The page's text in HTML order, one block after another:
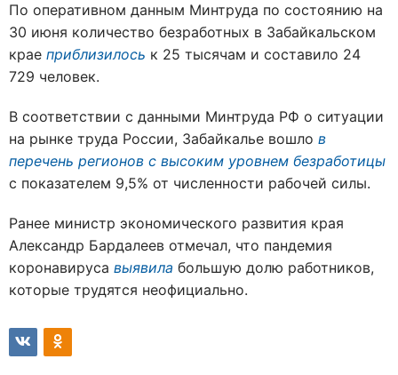
По оперативном данным Минтруда по состоянию на
30 июня количество безработных в Забайкальском
крае приблизилось к 25 тысячам и составило 24
729 человек.
В соответствии с данными Минтруда РФ о ситуации
на рынке труда России, Забайкалье вошло в
перечень регионов с высоким уровнем безработицы
с показателем 9,5% от численности рабочей силы.
Ранее министр экономического развития края
Александр Бардалеев отмечал, что пандемия
коронавируса выявила большую долю работников,
которые трудятся неофициально.